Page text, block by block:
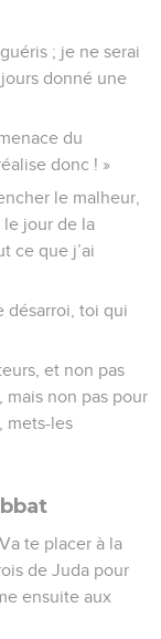
; je ne serai
donné une
du
donc ! »
le malheur,
le jour de la
ce que j’ai
désarroi, toi qui
et non pas
mais non pas pour
mets-les
te placer à la
de Juda pour
ensuite aux